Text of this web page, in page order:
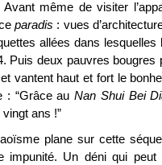
Avant même de visiter
ceparadis : vues
allées dans
Puis deux pauvres bougres
vantent haut et fort le
: “Grâce auNan Shui Bei
ans !”
plane sur cette
impunité. Un déni qui